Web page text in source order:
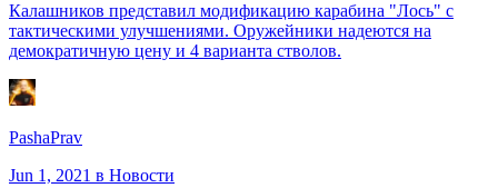
Калашников представил модификацию карабина "Лось" с
тактическими улучшениями. Оружейники надеются на
демократичную цену и 4 варианта стволов.
PashaPrav
Jun 1, 2021 в Новости